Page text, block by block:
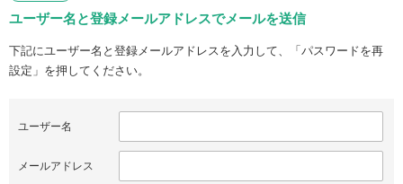
ユーザー名と登録メールアドレスでメールを送信
下記にユーザー名と登録メールアドレスを入力して、「パスワードを再
設定」を押してください。
ユーザー名
メールアドレス